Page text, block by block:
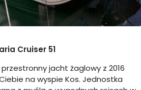
Cruiser 51
jacht żaglowy z 2016
na wyspie Kos. Jednostka